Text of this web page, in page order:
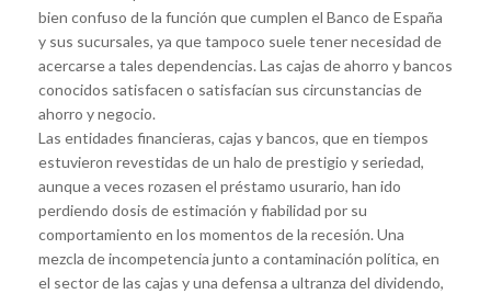
bien confuso de la función que cumplen el Banco de España
y sus sucursales, ya que tampoco suele tener necesidad de
acercarse a tales dependencias. Las cajas de ahorro y bancos
conocidos satisfacen o satisfacían sus circunstancias de
ahorro y negocio.
Las entidades financieras, cajas y bancos, que en tiempos
estuvieron revestidas de un halo de prestigio y seriedad,
aunque a veces rozasen el préstamo usurario, han ido
perdiendo dosis de estimación y fiabilidad por su
comportamiento en los momentos de la recesión. Una
mezcla de incompetencia junto a contaminación política, en
el sector de las cajas y una defensa a ultranza del dividendo,